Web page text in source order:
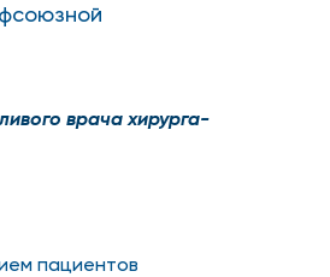
врача хирурга-
пациентов